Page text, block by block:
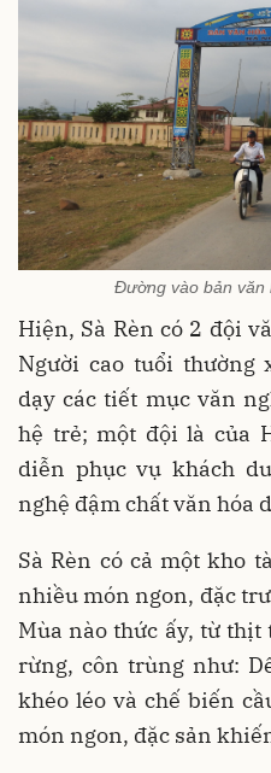
Đường vào bản văn
Hiện, Sà Rèn có 2 đội
Người cao tuổi thường
dạy các tiết mục văn
hệ trẻ; một đội là của
diễn phục vụ khách
nghệ đậm chất văn hóa
Sà Rèn có cả một kho
nhiều món ngon, đặc
Mùa nào thức ấy, từ
rừng, côn trùng như:
khéo léo và chế biến
món ngon, đặc sản